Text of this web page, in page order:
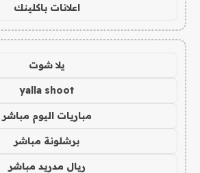
اعلانات باكلينك
يلا شوت
yalla shoot
مباريات اليوم مباشر
برشلونة مباشر
ريال مدريد مباشر